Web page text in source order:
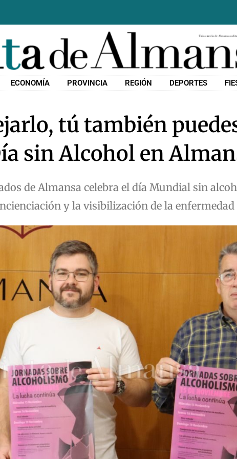
ECONOMÍA PROVINCIA REGIÓN DEPORTES
tú también
sin Alcohol en
de Almansa celebra el día Mundial sin
y la visibilización de la